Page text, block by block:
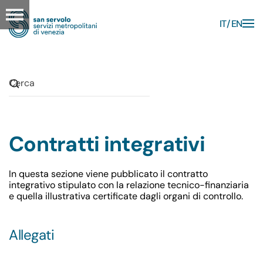
Skip to main content
IT EN
Contratti integrativi
In questa sezione viene pubblicato il contratto
integrativo stipulato con la relazione tecnico-finanziaria
e quella illustrativa certificate dagli organi di controllo.
Allegati